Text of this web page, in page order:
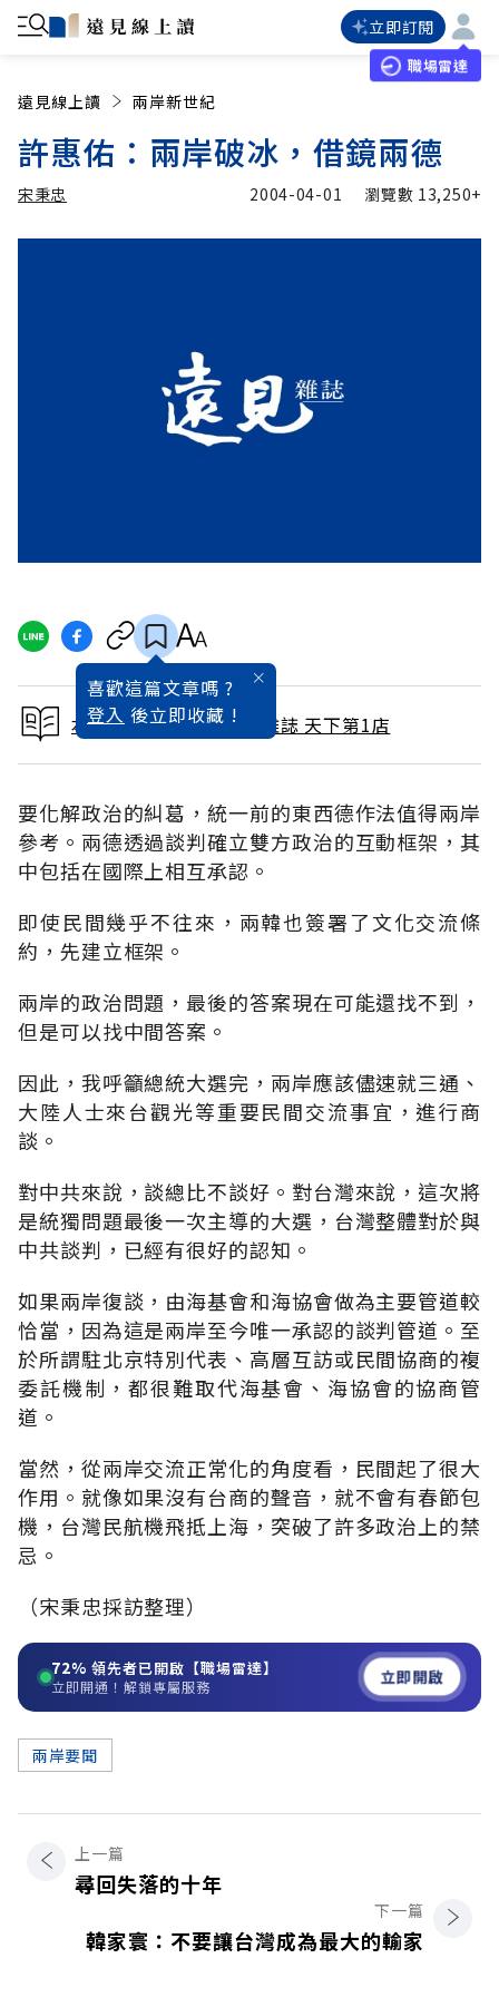
立即訂閱
職場雷達
遠見線上讀 兩岸新世紀
許惠佑：兩岸破冰，借鏡兩德
宋秉忠 2004-04-01 瀏覽數 13,250+
喜歡這篇文章嗎 ?
登入 後立即收藏 !
本文出自 2004 / 4月號雜誌 天下第1店
要化解政治的糾葛，統一前的東西德作法值得兩岸
參考。兩德透過談判確立雙方政治的互動框架，其
中包括在國際上相互承認。
即使民間幾乎不往來，兩韓也簽署了文化交流條
約，先建立框架。
兩岸的政治問題，最後的答案現在可能還找不到，
但是可以找中間答案。
因此，我呼籲總統大選完，兩岸應該儘速就三通、
大陸人士來台觀光等重要民間交流事宜，進行商
談。
對中共來說，談總比不談好。對台灣來說，這次將
是統獨問題最後一次主導的大選，台灣整體對於與
中共談判，已經有很好的認知。
如果兩岸復談，由海基會和海協會做為主要管道較
恰當，因為這是兩岸至今唯一承認的談判管道。至
於所謂駐北京特別代表、高層互訪或民間協商的複
委託機制，都很難取代海基會、海協會的協商管
道。
當然，從兩岸交流正常化的角度看，民間起了很大
作用。就像如果沒有台商的聲音，就不會有春節包
機，台灣民航機飛抵上海，突破了許多政治上的禁
忌。
（宋秉忠採訪整理）
72% 領先者已開啟【職場雷達】
立即開通！解鎖專屬服務 立即開啟
兩岸要聞
上一篇
尋回失落的十年
下一篇
韓家寰：不要讓台灣成為最大的輸家